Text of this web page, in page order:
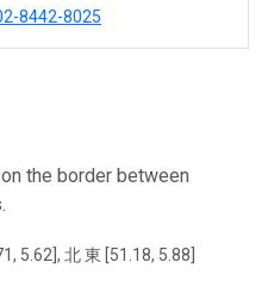
8442-8025
the border between
5.62], 北 東 [51.18, 5.88]